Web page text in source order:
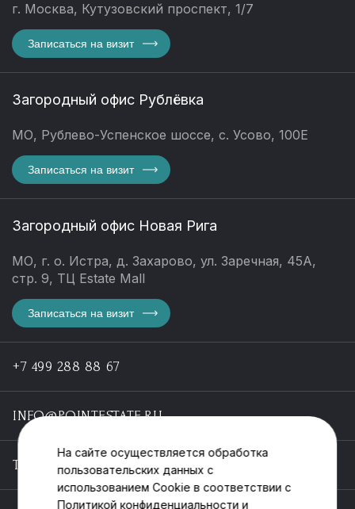
г. Москва, Кутузовский проспект, 1/7
Записаться на визит
Загородный офис Рублёвка
МО, Рублево-Успенское шоссе, с. Усово, 100Е
Записаться на визит
Загородный офис Новая Рига
МО, г. о. Истра, д. Захарово, ул. Заречная, 45А,
стр. 9, ТЦ Estate Mall
Записаться на визит
+7 499 288 88 67
INFO@POINTESTATE.RU
TELEGRAM
На сайте осуществляется обработка
пользовательских данных с
использованием Cookie в соответствии с
Политикой конфиденциальности и